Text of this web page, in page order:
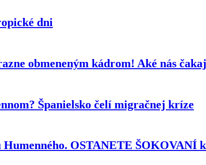
dni
obmeneným kádrom! Aké nás
Španielsko čelí migračnej kríze
OSTANETE ŠOKOVANÍ